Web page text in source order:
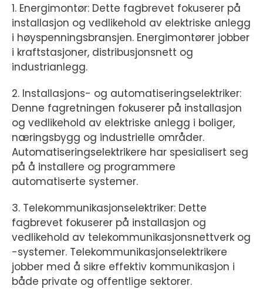
1. Energimontør: Dette fagbrevet fokuserer på
installasjon og vedlikehold av elektriske anlegg
i høyspenningsbransjen. Energimontører jobber
i kraftstasjoner, distribusjonsnett og
industrianlegg.
2. Installasjons- og automatiseringselektriker:
Denne fagretningen fokuserer på installasjon
og vedlikehold av elektriske anlegg i boliger,
næringsbygg og industrielle områder.
Automatiseringselektrikere har spesialisert seg
på å installere og programmere
automatiserte systemer.
3. Telekommunikasjonselektriker: Dette
fagbrevet fokuserer på installasjon og
vedlikehold av telekommunikasjonsnettverk og
-systemer. Telekommunikasjonselektrikere
jobber med å sikre effektiv kommunikasjon i
både private og offentlige sektorer.